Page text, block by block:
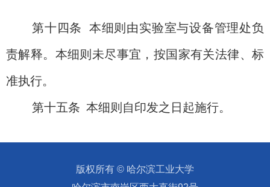
第十四条
本细则由实验室与设备管理处负
责解释。本细则未尽事宜，按国家有关法律、标
准执行。
第十五条 本细则自印发之日起施行。
版权所有 © 哈尔滨工业大学